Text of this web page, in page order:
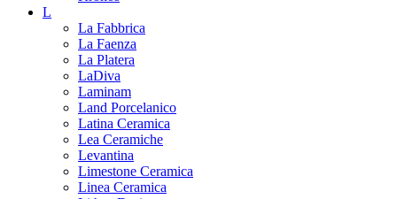
L
La Fabbrica
La Faenza
La Platera
LaDiva
Laminam
Land Porcelanico
Latina Ceramica
Lea Ceramiche
Levantina
Limestone Ceramica
Linea Ceramica